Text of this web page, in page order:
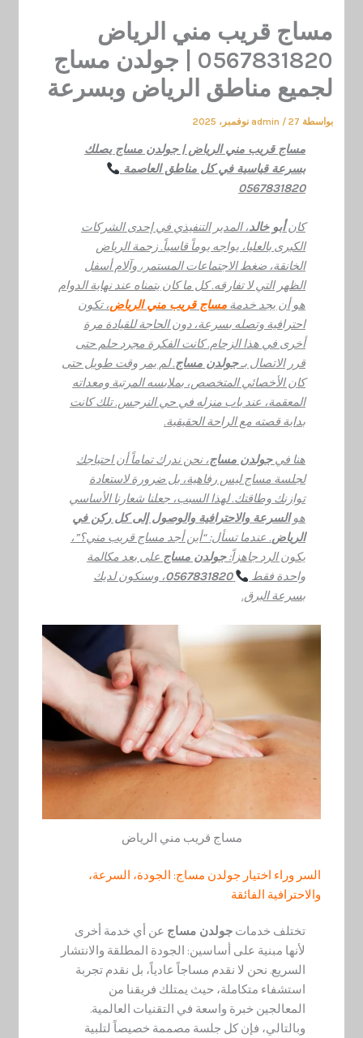
مساج قريب مني الرياض
0567831820 | جولدن مساج
لجميع مناطق الرياض وبسرعة
بواسطة admin / 27 نوفمبر، 2025
مساج قريب مني الرياض | جولدن مساج يصلك
بسرعة قياسية في كل مناطق العاصمة
0567831820
كانأبو خالد، المدير التنفيذي في إحدى الشركات
الكبرى بالعليا، يواجه يوماً قاسياً. زحمة الرياض
الخانقة، ضغط الاجتماعات المستمر، وآلام أسفل
الظهر التي لا تفارقه. كل ما كان يتمناه عند نهاية الدوام
هو أن يجد خدمةمساج قريب منيالرياض، تكون
احترافية وتصله بسرعة، دون الحاجة للقيادة مرة
أخرى في هذا الزحام. كانت الفكرة مجرد حلم حتى
قرر الاتصال بـجولدن مساج. لم يمر وقت طويل حتى
كان الأخصائي المتخصص، بملابسه المرتبة ومعداته
المعقمة، عند باب منزله في حي النرجس. تلك كانت
بداية قصته مع الراحة الحقيقية.
هنا فيجولدن مساج، نحن ندرك تماماً أن احتياجك
لجلسة مساج ليس رفاهية، بل ضرورة لاستعادة
توازنك وطاقتك. لهذا السبب، جعلنا شعارنا الأساسي
هوالسرعة والاحترافية والوصول إلى كل ركن في
الرياض. عندما تسأل: “أين أجد مساج قريب مني؟”،
يكون الرد جاهزاً:جولدن مساج على بعد مكالمة
واحدة فقط
0567831820، وسنكون لديك
بسرعة البرق.
مساج قريب مني الرياض
السر وراء اختيار جولدن مساج: الجودة، السرعة،
والاحترافية الفائقة
تختلف خدماتجولدن مساج عن أي خدمة أخرى
لأنها مبنية على أساسين: الجودة المطلقة والانتشار
السريع. نحن لا نقدم مساجاً عادياً، بل نقدم تجربة
استشفاء متكاملة، حيث يمتلك فريقنا من
المعالجين خبرة واسعة في التقنيات العالمية.
وبالتالي، فإن كل جلسة مصممة خصيصاً لتلبية